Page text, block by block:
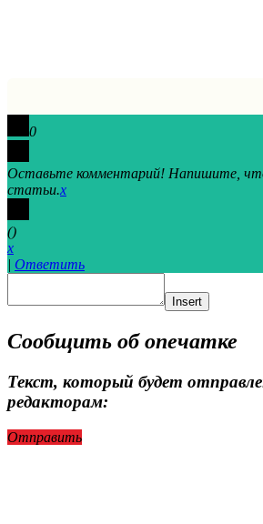
0
Оставьте комментарий! Напишите,
статьи.x
()
x
| Ответить
Insert
Сообщить об опечатке
Текст, который будет
редакторам:
Отправить